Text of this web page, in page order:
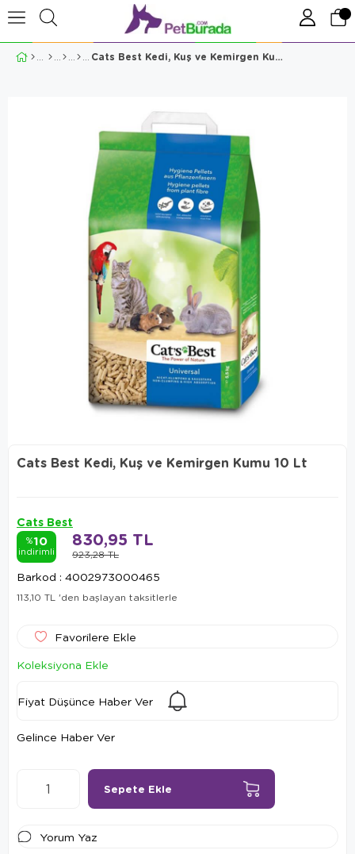
Cats Best Kedi, Kuş ve Kemirgen Kumu 10 Lt
Cats Best Kedi, Kuş ve Kemirgen Kumu 10 Lt
Cats Best
%10
indirimli 923,28 TL
830,95 TL
Barkod : 4002973000465
113,10 TL 'den başlayan taksitlerle
Favorilere Ekle
Koleksiyona Ekle
Fiyat Düşünce Haber Ver
Gelince Haber Ver
Yorum Yaz